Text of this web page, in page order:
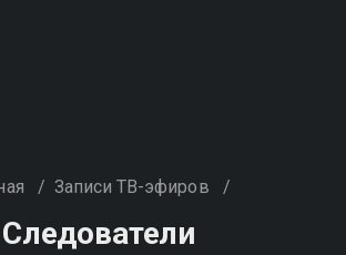
/ Записи ТВ-эфиров /
Следователи